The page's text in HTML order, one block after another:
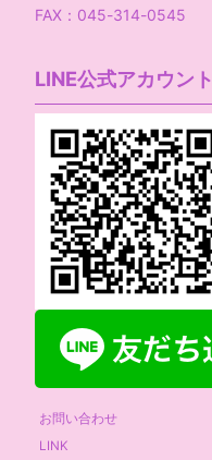
FAX：045-314-0545
LINE公式アカウント
お問い合わせ
LINK